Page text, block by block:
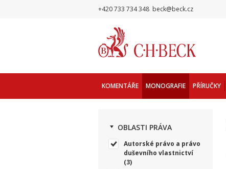
+420 733 734 348 beck@beck.cz
KOMENTÁŘE MONOGRAFIE PŘÍRUČKY
OBLASTI PRÁVA
Autorské právo a právo
duševního vlastnictví
(3)